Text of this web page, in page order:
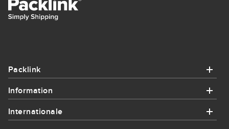
Packlink
Information
Internationale